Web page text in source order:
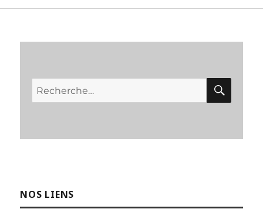
Recherche
pour :
NOS LIENS